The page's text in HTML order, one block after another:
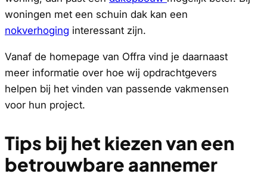
woningen met een schuin dak kan een
nokverhoging interessant zijn.
Vanaf de homepage van Offra vind je daarnaast
meer informatie over hoe wij opdrachtgevers
helpen bij het vinden van passende vakmensen
voor hun project.
Tips bij het kiezen van een
betrouwbare aannemer